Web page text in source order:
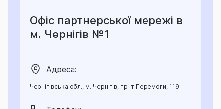
Офіс партнерської мережі в
м. Чернігів №1
Адреса:
Чернігівська обл., м. Чернігів, пр-т Перемоги, 119